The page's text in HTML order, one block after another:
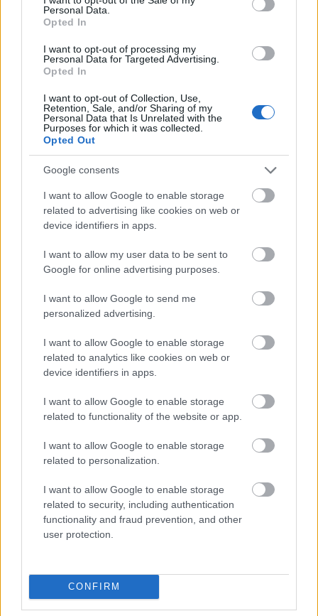
Personal Data.
Opted In
I want to opt-out of processing my
Personal Data for Targeted Advertising.
Opted In
I want to opt-out of Collection, Use,
Retention, Sale, and/or Sharing of my
Personal Data that Is Unrelated with the
Purposes for which it was collected.
Opted Out
Google consents
I want to allow Google to enable storage
related to advertising like cookies on web or
device identifiers in apps.
I want to allow my user data to be sent to
Google for online advertising purposes.
I want to allow Google to send me
personalized advertising.
I want to allow Google to enable storage
related to analytics like cookies on web or
device identifiers in apps.
I want to allow Google to enable storage
related to functionality of the website or app.
I want to allow Google to enable storage
related to personalization.
I want to allow Google to enable storage
related to security, including authentication
functionality and fraud prevention, and other
user protection.
CONFIRM
Zelenszkij ukrán ballisztikus rakéták
árnyékflottára a Fekete-tengeren
HÍREK 31 perce
HÍREK egy órája
a litván titkosszolgálat szerint
Feloldották az önkéntes fogyasztási
korlátozást
HÍREK 2 órája